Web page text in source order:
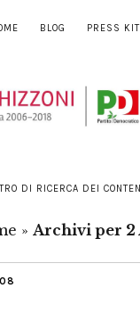
BLOG PRESS KIT
DI RICERCA DEI
» Archivi per 2